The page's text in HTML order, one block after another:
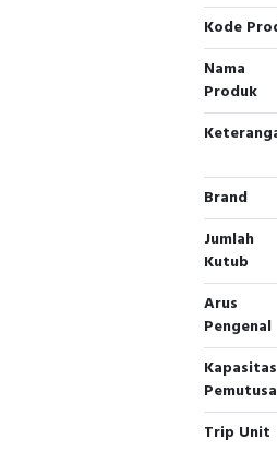
Kode
Nama
Produk
Brand
Jumlah
Kutub
Arus
Pengenal
Kapasitas
Trip Unit